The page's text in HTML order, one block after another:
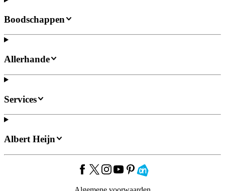
Boodschappen
Allerhande
Services
Albert Heijn